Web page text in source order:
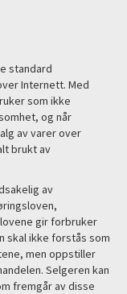
standard
Internett. Med
som ikke
og når
av varer over
brukt av
av
gir forbruker
skal ikke forstås som
men oppstiller
Selgeren kan
fremgår av disse